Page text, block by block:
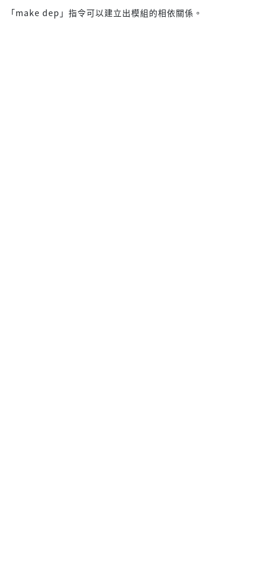
「make dep」指令可以建立出模組的相依關係。